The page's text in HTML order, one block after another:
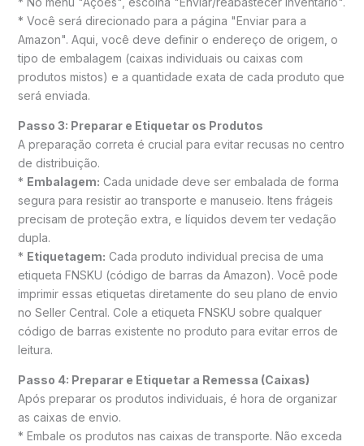
* Você será direcionado para a página "Enviar para a
Amazon". Aqui, você deve definir o endereço de origem, o
tipo de embalagem (caixas individuais ou caixas com
produtos mistos) e a quantidade exata de cada produto que
será enviada.
Passo 3: Preparar e Etiquetar os Produtos
A preparação correta é crucial para evitar recusas no centro
de distribuição.
* Embalagem: Cada unidade deve ser embalada de forma
segura para resistir ao transporte e manuseio. Itens frágeis
precisam de proteção extra, e líquidos devem ter vedação
dupla.
* Etiquetagem: Cada produto individual precisa de uma
etiqueta FNSKU (código de barras da Amazon). Você pode
imprimir essas etiquetas diretamente do seu plano de envio
no Seller Central. Cole a etiqueta FNSKU sobre qualquer
código de barras existente no produto para evitar erros de
leitura.
Passo 4: Preparar e Etiquetar a Remessa (Caixas)
Após preparar os produtos individuais, é hora de organizar
as caixas de envio.
* Embale os produtos nas caixas de transporte. Não exceda